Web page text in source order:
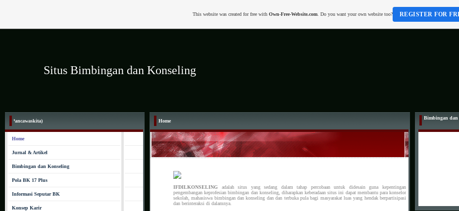
Situs Bimbingan dan Konseling
Pancawaskita)
Home
Jurnal & Artikel
Bimbingan dan Konseling
Pola BK 17 Plus
Informasi Seputar BK
Konsep Karir
Home
IFDILKONSELING adalah situs yang sedang dalam tahap percobaan untuk didesain guna kepentingan
pengembangan keprofesian bimbingan dan konseling, diharapkan keberadaan situs ini dapat membantu para konselor
sekolah, mahasiswa bimbingan dan konseling dan dan terbuka pula bagi masyarakat luas yang hendak berpartisipasi
dan berinteraksi di dalamnya.
Bimbingan dan
This website was created for free with Own-Free-Website.com. Do you want your own website too? REGISTER FOR